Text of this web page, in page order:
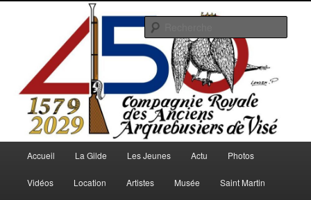
Arquebusiers.eu
Accueil La Gilde Les Jeunes Actu Photos
Vidéos Location Artistes Musée Saint Martin